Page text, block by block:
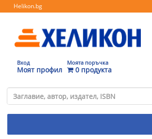
Helikon.bg
Вход
Моят профил
Моята поръчка
0 продукта